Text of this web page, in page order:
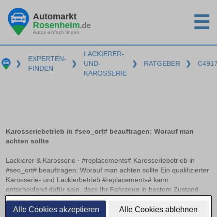
Alle Cookies akzeptieren Alle Cookies ablehnen
Automarkt
Rosenheim.de
Autos einfach finden ☰
❯
EXPERTEN-
FINDEN
❯
LACKIERER-
UND-
KAROSSERIE
❯ RATGEBER ❯
Karosseriebetrieb in #seo_ort# beauftragen: Worauf man
achten sollte
Lackierer & Karosserie · #replacements# Karosseriebetrieb in
#seo_ort# beauftragen: Worauf man achten sollte Ein qualifizierter
Karosserie- und Lackierbetrieb #replacements# kann
entscheidend dafür sein, dass Ihr Fahrzeug in bestem Zustand
erstrahlt. Doch woran erkennt man einen solchen Betrieb? Neben
relevanten Zertifizierungen und einer präzisen
weiterlesen